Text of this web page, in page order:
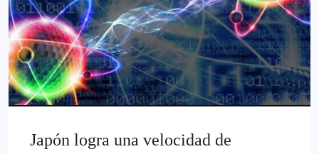
Japón logra una velocidad de